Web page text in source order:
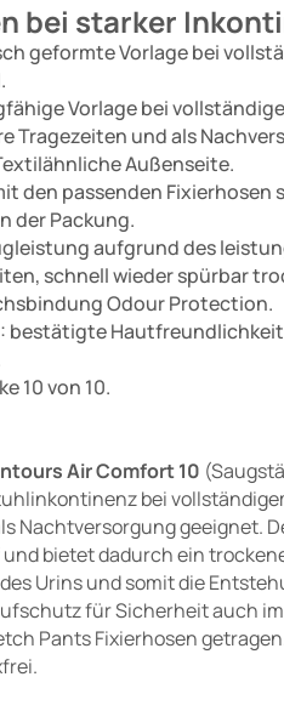
bei starker
geformte Vorlage bei
Vorlage bei
Tragezeiten und als
Außenseite.
den passenden Fixierhosen
der Packung.
aufgrund des
schnell wieder spürbar
Odour Protection.
bestätigte
10 von 10.
Air Comfort 10
bei
Nachtversorgung geeignet.
bietet dadurch ein
Urins und somit die
für Sicherheit auch
Pants Fixierhosen